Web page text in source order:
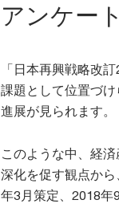
アンケー
「日本再興戦略改
課題として位置づ
進展が見られます。
このような中、経
深化を促す観点か
年3月策定、2018年